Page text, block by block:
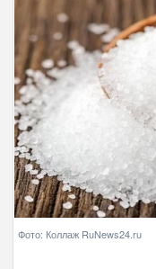
Фото: Коллаж RuNews24.ru